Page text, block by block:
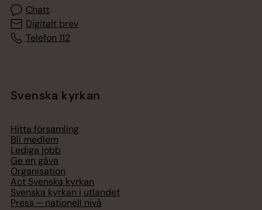
Chatt
Digitalt brev
Telefon 112
Svenska kyrkan
Hitta församling
Bli medlem
Lediga jobb
Ge en gåva
Organisation
Act Svenska kyrkan
Svenska kyrkan i utlandet
Press – nationell nivå